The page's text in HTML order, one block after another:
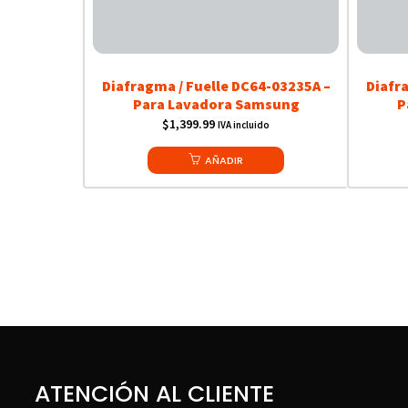
Diafragma / Fuelle DC64-03235A –
Para Lavadora Samsung
$1,399.99 IVA incluido
AÑADIR
ATENCIÓN AL CLIENTE